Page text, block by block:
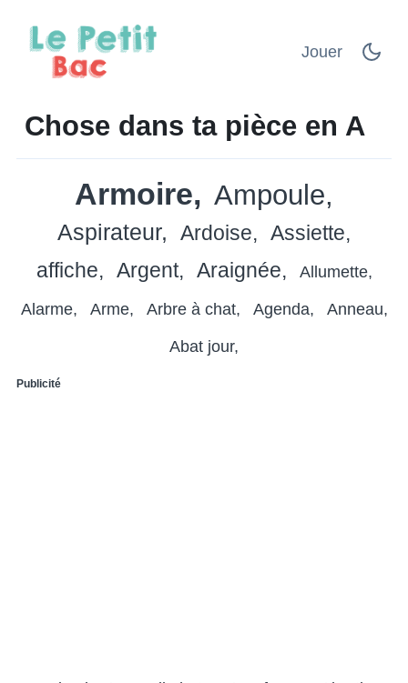
Jouer
Chose dans ta pièce en A
Armoire Ampoule
Aspirateur Ardoise
Assiette
affiche
Argent Araignée Allumette
Alarme Arme Arbre à chat Agenda Anneau
Abat jour
Publicité